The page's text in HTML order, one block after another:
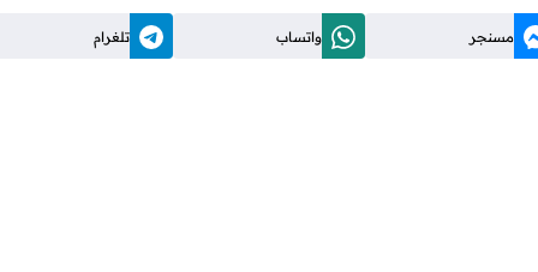
مسنجر واتساب تلغرام